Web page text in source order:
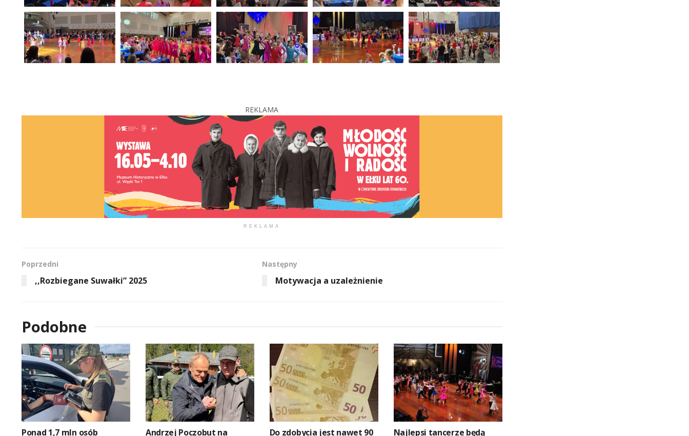
REKLAMA
REKLAMA
Poprzedni
,,Rozbiegane Suwałki” 2025
Następny
Motywacja a uzależnienie
Podobne
Ponad 1,7 mln osób Andrzej Poczobut na Do zdobycia jest nawet 90 Najlepsi tancerze będą